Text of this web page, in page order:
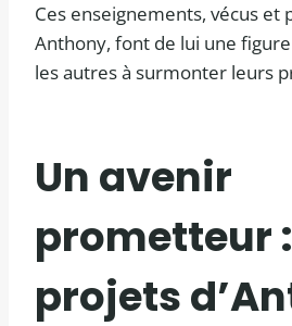
Ces enseignements, vécus et
Anthony, font de lui une
les autres à surmonter leurs
Un avenir
prometteur
projets